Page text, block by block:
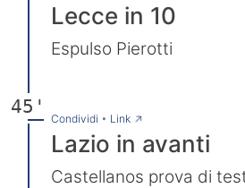
Lecce in 10
Espulso Pierotti
45'
Condividi • Link→
Lazio in avanti
Castellanos prova di